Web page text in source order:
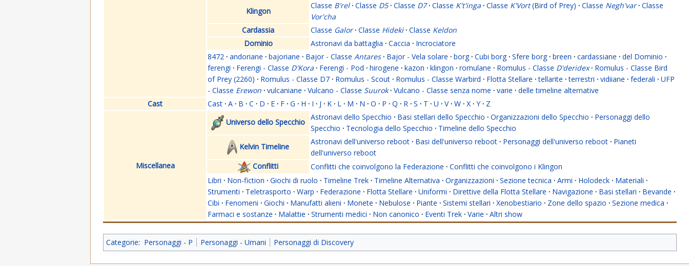
Klingon
Classe B'rel · Classe D5 · Classe D7 · Classe K't'inga · Classe K'Vort(Bird of Prey) · Classe Negh'var · Classe
Vor'cha
Cardassia
Classe Galor · Classe Hideki · Classe Keldon
Dominio
Astronavi da battaglia · Caccia · Incrociatore
8472 · andoriane · bajoriane · Bajor - Classe Antares · Bajor - Vela solare · borg · Cubi borg · Sfere borg · breen · cardassiane · del Dominio ·
ferengi · Ferengi - Classe D'Kora · Ferengi - Pod · hirogene · kazon · klingon · romulane · Romulus - Classe D'deridex · Romulus - Classe Bird
of Prey (2260) · Romulus - Classe D7 · Romulus - Scout · Romulus - Classe Warbird · Flotta Stellare · tellarite · terrestri · vidiiane · federali · UFP
- Classe Erewon · vulcaniane · Vulcano - Classe Suurok · Vulcano - Classe senza nome · varie · delle timeline alternative
Cast
Cast · A · B · C · D · E · F · G · H · I · J · K · L · M · N · O · P · Q · R · S · T · U · V · W · X · Y · Z
Miscellanea
Universo dello Specchio
Astronavi dello Specchio · Basi stellari dello Specchio · Organizzazioni dello Specchio · Personaggi dello
Specchio · Tecnologia dello Specchio · Timeline dello Specchio
Kelvin Timeline
Astronavi dell'universo reboot · Basi dell'universo reboot · Personaggi dell'universo reboot · Pianeti
dell'universo reboot
Conflitti
Conflitti che coinvolgono la Federazione · Conflitti che coinvolgono i Klingon
Libri · Non-fiction · Giochi di ruolo · Timeline Trek · Timeline Alternativa · Organizzazioni · Sezione tecnica · Armi · Holodeck · Materiali ·
Strumenti · Teletrasporto · Warp · Federazione · Flotta Stellare · Uniformi · Direttive della Flotta Stellare · Navigazione · Basi stellari · Bevande ·
Cibi · Fenomeni · Giochi · Manufatti alieni · Monete · Nebulose · Piante · Sistemi stellari · Xenobestiario · Zone dello spazio · Sezione medica ·
Farmaci e sostanze · Malattie · Strumenti medici · Non canonico · Eventi Trek · Varie · Altri show
Categorie: Personaggi - P Personaggi - Umani Personaggi di Discovery